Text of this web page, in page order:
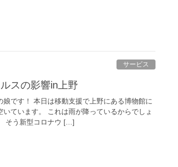
サービス
スの影響in上野
です！ 本日は移動支援で上野にある博物館に
ています。 これは雨が降っているからでしょ
そう新型コロナウ […]